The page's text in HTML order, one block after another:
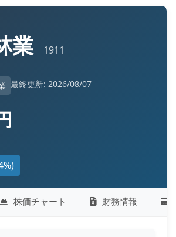
業 1911
最終更新: 2026/08/07
株価チャート 財務情報